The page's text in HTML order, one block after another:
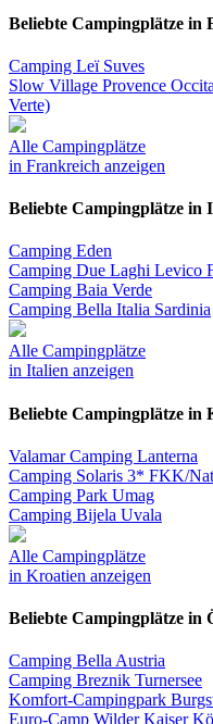
Beliebte Campingplätze in
Camping Leï Suves
Slow Village Provence
Verte)
Alle Campingplätze
in Frankreich anzeigen
Beliebte Campingplätze in
Camping Eden
Camping Due Laghi Levico
Camping Baia Verde
Camping Bella Italia Sardinia
Alle Campingplätze
in Italien anzeigen
Beliebte Campingplätze in
Valamar Camping Lanterna
Camping Solaris 3* FKK/
Camping Park Umag
Camping Bijela Uvala
Alle Campingplätze
in Kroatien anzeigen
Beliebte Campingplätze in
Camping Bella Austria
Camping Breznik Turnersee
Komfort-Campingpark
Euro-Camp Wilder Kaiser